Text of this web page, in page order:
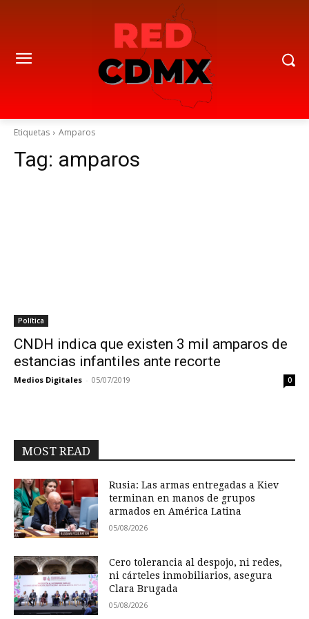
Etiquetas Amparos
Tag: amparos
Política
CNDH indica que existen 3 mil amparos de
estancias infantiles ante recorte
Medios Digitales - 05/07/2019 0
MOST READ
Rusia: Las armas entregadas a Kiev
terminan en manos de grupos
armados en América Latina
05/08/2026
Cero tolerancia al despojo, ni redes,
ni cárteles inmobiliarios, asegura
Clara Brugada
05/08/2026